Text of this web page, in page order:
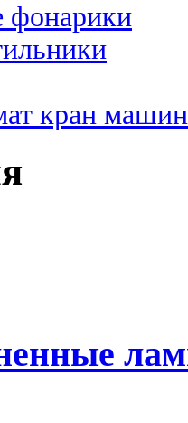
фонарики
кран